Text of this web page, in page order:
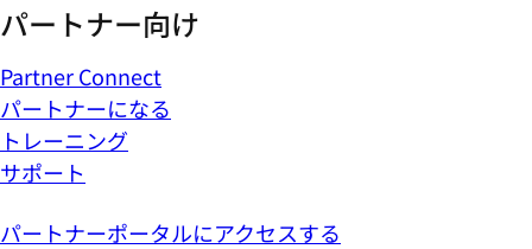
パートナー向け
Partner Connect
パートナーになる
トレーニング
サポート
パートナーポータルにアクセスする